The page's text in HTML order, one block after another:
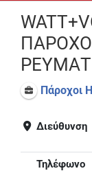
Πάροχοι
Διεύθυνση
Τηλέφωνο